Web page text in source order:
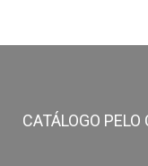
CATÁLOGO PELO